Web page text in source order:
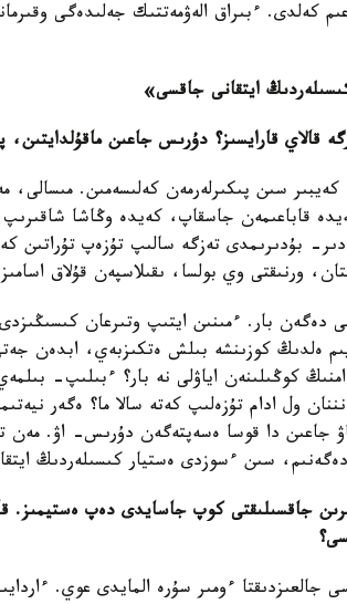
كەلدى. ءبىراق الەۋمەتتىك جەلىدەگى
ايتقانى جاقسى»
قالاي قارايسىز؟ دۇرىس جاعىن ماقۇلدايتىن،
كەيبىر سىن پىكىرلەرمەن كەلىسەمىن.
قاباعىمەن جاسقاپ، كەيدە وڭاشا
بۇدىرىمدى تەزگە سالىپ تۇزەپ تۇراتىن
ورنىقتى وي بولسا، ىقىلاسپەن قۇلاق
دەگەن بار. ءمىنىن ايتىپ وتىرعان
ەلدىڭ كوزىنشە بىلش ەتكىزبەي، ابدەن
كوڭىلىنەن اياۋلى نە بار؟ ءبىلىپ-
ول ادام تۇزەلىپ كەتە سالا ما؟ ەگەر
جاعىن دا قوسا ەسەپتەگەن دۇرىس- اۋ. مەن
سىن ءسوزدى ەستيار كىسىلەردىڭ
جاقسىلىقتى كوپ جاسايدى دەپ ەستيمىز.
جالعىزدىقتا ءومىر سۇرە المايدى عوي.